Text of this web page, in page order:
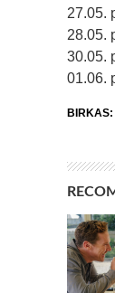
27.05.
28.05.
30.05.
01.06.
BIRKAS: